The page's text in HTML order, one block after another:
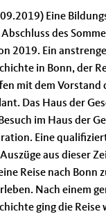
Eine
des
2019. Ein
in Bonn, der
mit dem
Das Haus der
im Haus der
Eine
aus dieser
Reise nach Bonn
Nach einem
ging die